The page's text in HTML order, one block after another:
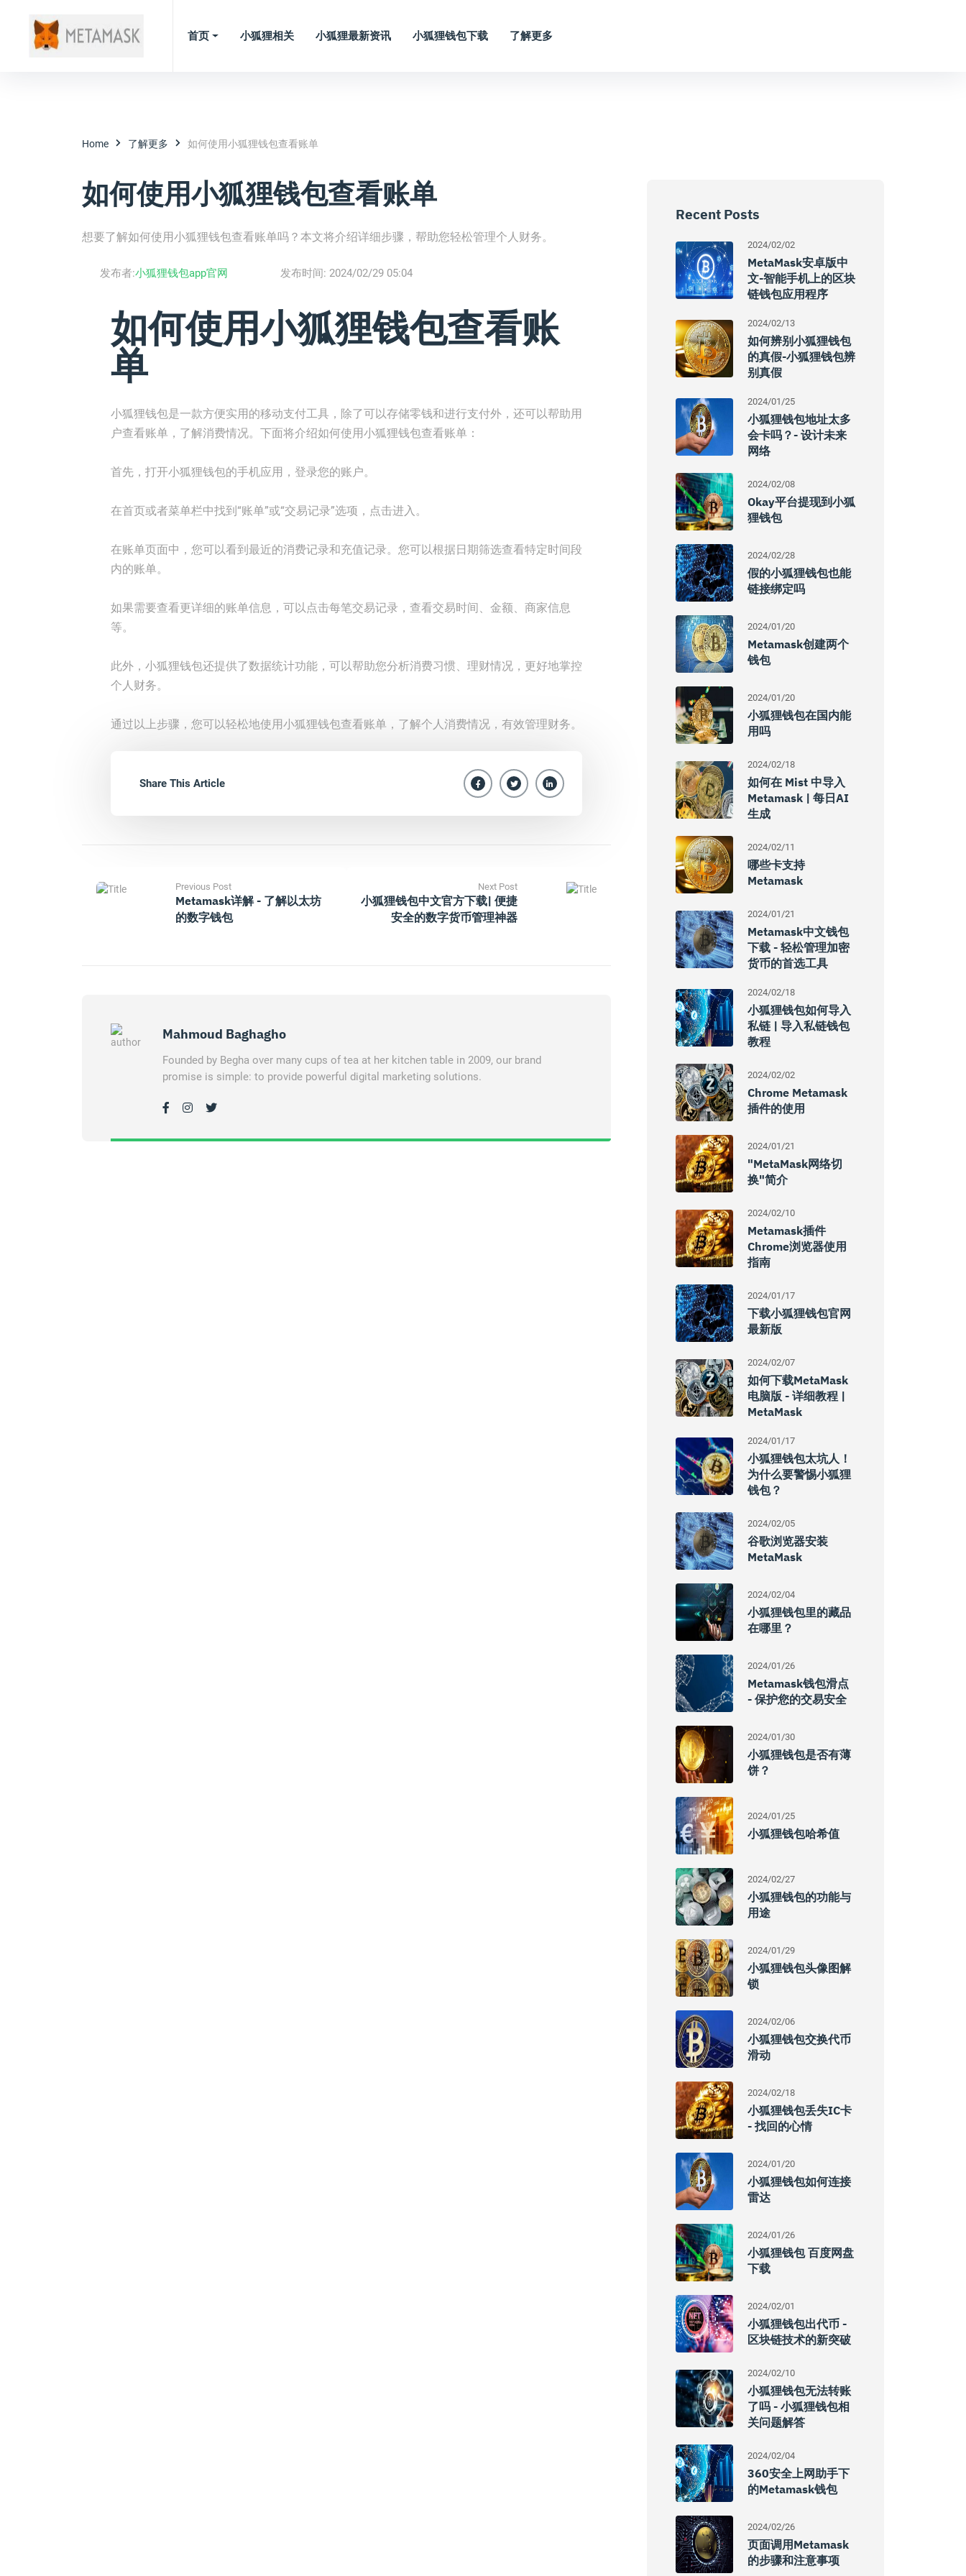
首页 小狐狸相关 小狐狸最新资讯 小狐狸钱包下载 了解更多
Home 了解更多 如何使用小狐狸钱包查看账单
如何使用小狐狸钱包查看账单
想要了解如何使用小狐狸钱包查看账单吗？本文将介绍详细步骤，帮助您轻松管理个人财务。
发布者:小狐狸钱包app官网 发布时间: 2024/02/29 05:04
如何使用小狐狸钱包查看账
单
小狐狸钱包是一款方便实用的移动支付工具，除了可以存储零钱和进行支付外，还可以帮助用
户查看账单，了解消费情况。下面将介绍如何使用小狐狸钱包查看账单：
首先，打开小狐狸钱包的手机应用，登录您的账户。
在首页或者菜单栏中找到“账单”或“交易记录”选项，点击进入。
在账单页面中，您可以看到最近的消费记录和充值记录。您可以根据日期筛选查看特定时间段
内的账单。
如果需要查看更详细的账单信息，可以点击每笔交易记录，查看交易时间、金额、商家信息
等。
此外，小狐狸钱包还提供了数据统计功能，可以帮助您分析消费习惯、理财情况，更好地掌控
个人财务。
通过以上步骤，您可以轻松地使用小狐狸钱包查看账单，了解个人消费情况，有效管理财务。
Share This Article
Previous Post
Metamask详解 - 了解以太坊
的数字钱包
Next Post
小狐狸钱包中文官方下载| 便捷
安全的数字货币管理神器
Mahmoud Baghagho
Founded by Begha over many cups of tea at her kitchen table in 2009, our brand
promise is simple: to provide powerful digital marketing solutions.
Recent Posts
2024/02/02
MetaMask安卓版中
文-智能手机上的区块
链钱包应用程序
2024/02/13
如何辨别小狐狸钱包
的真假-小狐狸钱包辨
别真假
2024/01/25
小狐狸钱包地址太多
会卡吗？- 设计未来
网络
2024/02/08
Okay平台提现到小狐
狸钱包
2024/02/28
假的小狐狸钱包也能
链接绑定吗
2024/01/20
Metamask创建两个
钱包
2024/01/20
小狐狸钱包在国内能
用吗
2024/02/18
如何在 Mist 中导入
Metamask | 每日AI
生成
2024/02/11
哪些卡支持
Metamask
2024/01/21
Metamask中文钱包
下载 - 轻松管理加密
货币的首选工具
2024/02/18
小狐狸钱包如何导入
私链 | 导入私链钱包
教程
2024/02/02
Chrome Metamask
插件的使用
2024/01/21
"MetaMask网络切
换"简介
2024/02/10
Metamask插件
Chrome浏览器使用
指南
2024/01/17
下载小狐狸钱包官网
最新版
2024/02/07
如何下载MetaMask
电脑版 - 详细教程 |
MetaMask
2024/01/17
小狐狸钱包太坑人！
为什么要警惕小狐狸
钱包？
2024/02/05
谷歌浏览器安装
MetaMask
2024/02/04
小狐狸钱包里的藏品
在哪里？
2024/01/26
Metamask钱包滑点
- 保护您的交易安全
2024/01/30
小狐狸钱包是否有薄
饼？
2024/01/25
小狐狸钱包哈希值
2024/02/27
小狐狸钱包的功能与
用途
2024/01/29
小狐狸钱包头像图解
锁
2024/02/06
小狐狸钱包交换代币
滑动
2024/02/18
小狐狸钱包丢失IC卡
- 找回的心情
2024/01/20
小狐狸钱包如何连接
雷达
2024/01/26
小狐狸钱包 百度网盘
下载
2024/02/01
小狐狸钱包出代币 -
区块链技术的新突破
2024/02/10
小狐狸钱包无法转账
了吗 - 小狐狸钱包相
关问题解答
2024/02/04
360安全上网助手下
的Metamask钱包
2024/02/26
页面调用metamask
的步骤和注意事项